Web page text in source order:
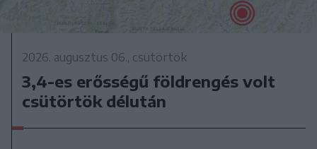
2026. augusztus 06., csütörtök
3,4-es erősségű földrengés volt
csütörtök délután